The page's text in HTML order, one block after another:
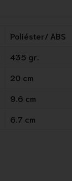
Poliéster/ ABS
435 gr.
20 cm
9.6 cm
6.7 cm